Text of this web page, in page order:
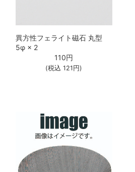
異方性フェライト磁石 丸型
5φ × 2
110円
(税込121 円)